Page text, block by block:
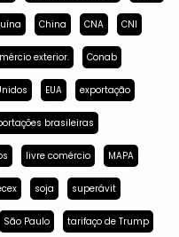
China CNA CNI
exterior. Conab
EUA exportação
brasileiras
livre comércio MAPA
soja superávit
São Paulo tarifaço de Trump